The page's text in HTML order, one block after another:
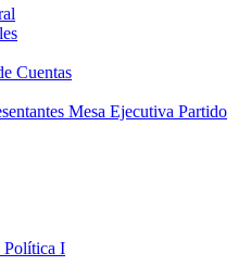
Cuentas
Mesa Ejecutiva Partido
Política I